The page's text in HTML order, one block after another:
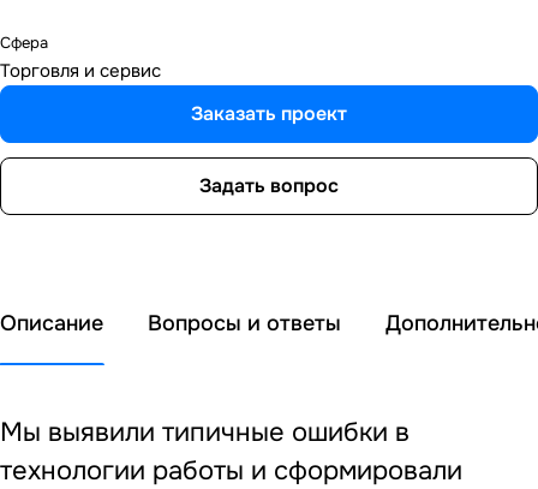
Сфера
Торговля и сервис
Заказать проект
Задать вопрос
Описание Вопросы и ответы
Мы выявили типичные ошибки в
технологии работы и сформировали